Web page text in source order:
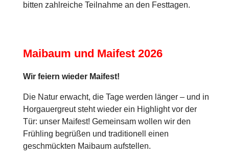
bitten zahlreiche Teilnahme an den Festtagen.
Maibaum und Maifest 2026
Wir feiern wieder Maifest!
Die Natur erwacht, die Tage werden länger – und in
Horgauergreut steht wieder ein Highlight vor der
Tür: unser Maifest! Gemeinsam wollen wir den
Frühling begrüßen und traditionell einen
geschmückten Maibaum aufstellen.